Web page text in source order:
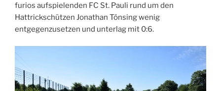
furios aufspielenden FC St. Pauli rund um den
Hattrickschützen Jonathan Tönsing wenig
entgegenzusetzen und unterlag mit 0:6.